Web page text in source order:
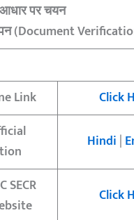
पर चयन
(Document
Link
Click
Hindi |
SECR
Click